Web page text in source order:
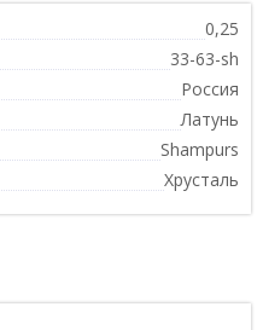
0,25
33-63-sh
Россия
Латунь
Shampurs
Хрусталь